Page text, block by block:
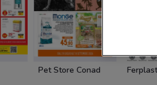
Pet Store Conad Ferplast